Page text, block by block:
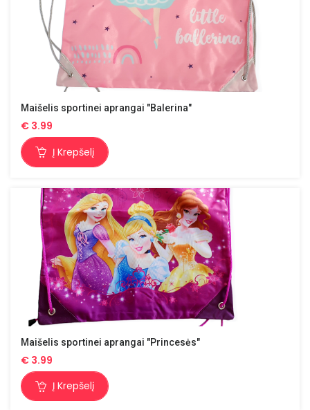
Maišelis sportinei aprangai "Balerina"
€ 3.99
Į Krepšelį
Maišelis sportinei aprangai "Princesės"
€ 3.99
Į Krepšelį